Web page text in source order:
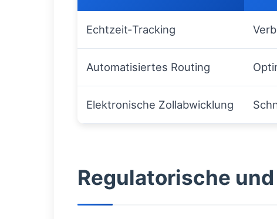
Echtzeit‑Tracking
Automatisiertes Routing
Elektronische Zollabwicklung
Regulatorische